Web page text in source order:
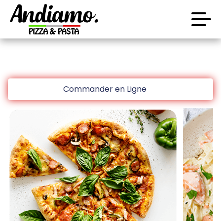
Accueil
Avis
Appelez-nous
C.G.V
Mentions Légales
Mon Compte
Nous Trouver
Commander en Ligne
code promo [PLATINIUM] valable 5 jours
Aujourd’hui 16:30
10 € de réduction à partir de 45 € d’achat sur
www.platinium.fr
code promo [PLATINIUM] valable 5 jours
Aujourd’hui 16:30
Laissez vous tenter!!
10 € de réduction à partir de 45 € d’achat sur
www.platinium.fr
code promo [PLATINIUM] valable 5 jours
Aujourd’hui 16:30